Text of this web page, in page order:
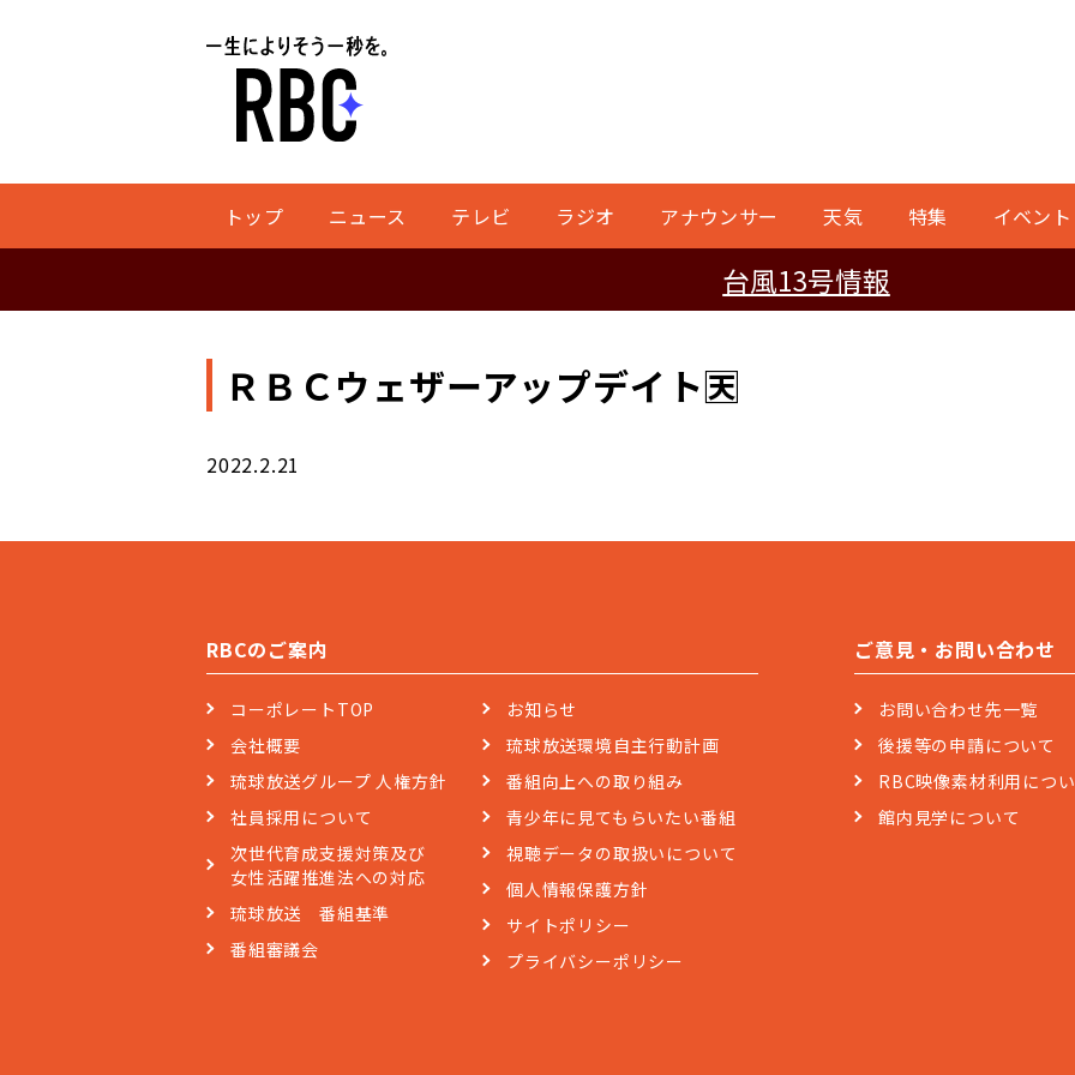
トップ ニュース テレビ ラジオ アナウンサー 天気 特集 イベント
台風13号情報
ＲＢＣウェザーアップデイト🈗
2022.2.21
RBCのご案内
コーポレートTOP
会社概要
琉球放送グループ 人権方針
社員採用について
次世代育成支援対策及び
女性活躍推進法への対応
琉球放送 番組基準
番組審議会
お知らせ
琉球放送環境自主行動計画
番組向上への取り組み
青少年に見てもらいたい番組
視聴データの取扱いについて
個人情報保護方針
サイトポリシー
プライバシーポリシー
ご意見・お問い合わせ
お問い合わせ先一覧
後援等の申請について
RBC映像素材利用につ
館内見学について